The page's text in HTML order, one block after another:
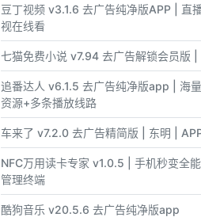
豆丁视频 v3.1.6 去广告纯净版APP | 直
视在线看
七猫免费小说 v7.94 去广告解锁会员版 |
追番达人 v6.1.5 去广告纯净版app | 海
资源+多条播放线路
车来了 v7.2.0 去广告精简版 | 东明 |
NFC万用读卡专家 v1.0.5 | 手机秒变全
管理终端
酷狗音乐 v20.5.6 去广告纯净版app